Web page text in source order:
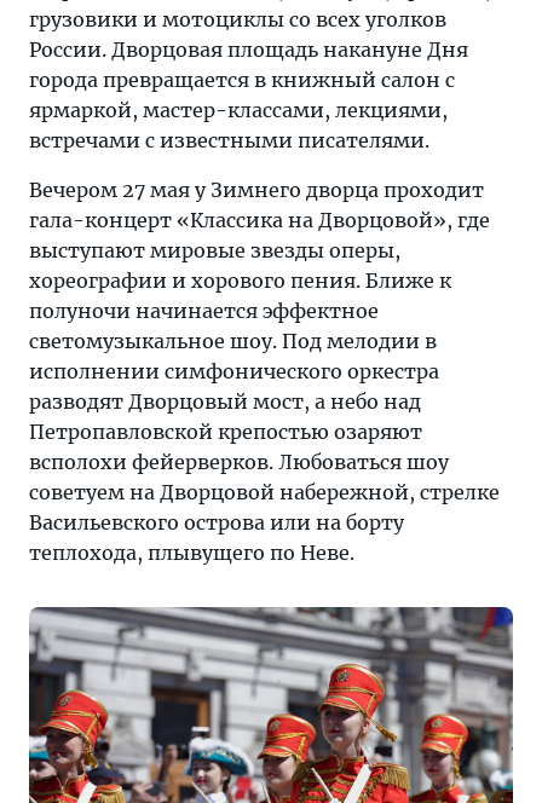
грузовики и мотоциклы со всех уголков
России. Дворцовая площадь накануне Дня
города превращается в книжный салон с
ярмаркой, мастер-классами, лекциями,
встречами с известными писателями.
Вечером 27 мая у Зимнего дворца проходит
гала-концерт «Классика на Дворцовой», где
выступают мировые звезды оперы,
хореографии и хорового пения. Ближе к
полуночи начинается эффектное
светомузыкальное шоу. Под мелодии в
исполнении симфонического оркестра
разводят Дворцовый мост, а небо над
Петропавловской крепостью озаряют
всполохи фейерверков. Любоваться шоу
советуем на Дворцовой набережной, стрелке
Васильевского острова или на борту
теплохода, плывущего по Неве.